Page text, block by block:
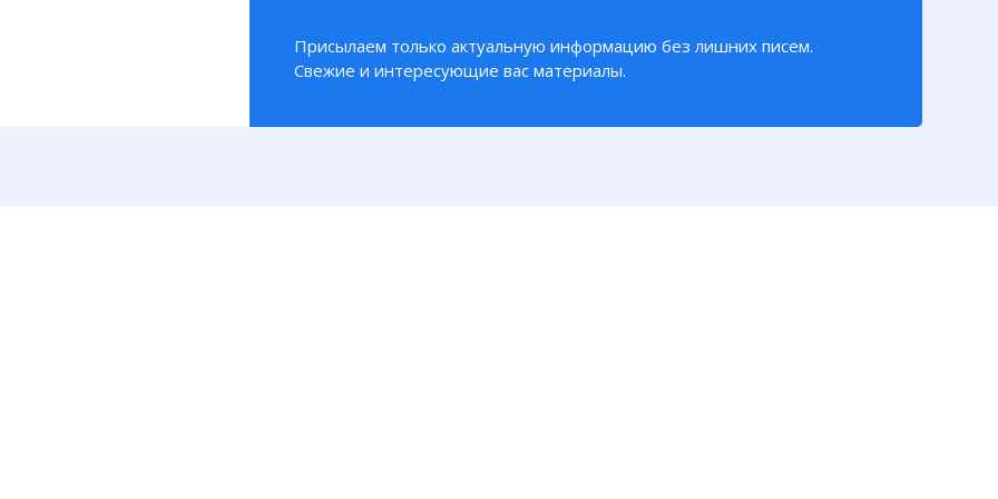
Присылаем только актуальную информацию без лишних писем.
Свежие и интересующие вас материалы.